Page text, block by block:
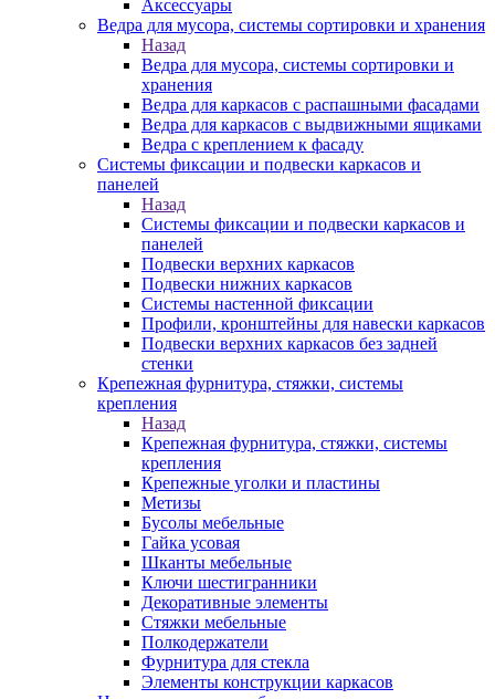
Аксессуары
Ведра для мусора, системы сортировки и хранения
Назад
Ведра для мусора, системы сортировки и
хранения
Ведра для каркасов с распашными фасадами
Ведра для каркасов с выдвижными ящиками
Ведра с креплением к фасаду
Системы фиксации и подвески каркасов и
панелей
Назад
Системы фиксации и подвески каркасов и
панелей
Подвески верхних каркасов
Подвески нижних каркасов
Системы настенной фиксации
Профили, кронштейны для навески каркасов
Подвески верхних каркасов без задней
стенки
Крепежная фурнитура, стяжки, системы
крепления
Назад
Крепежная фурнитура, стяжки, системы
крепления
Крепежные уголки и пластины
Метизы
Бусолы мебельные
Гайка усовая
Шканты мебельные
Ключи шестигранники
Декоративные элементы
Стяжки мебельные
Полкодержатели
Фурнитура для стекла
Элементы конструкции каркасов